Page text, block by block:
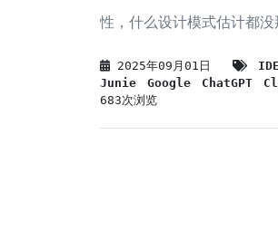
性，什么设计模式估计都
2025年09月01日 IDE
Junie
Google ChatGPT
683次浏览